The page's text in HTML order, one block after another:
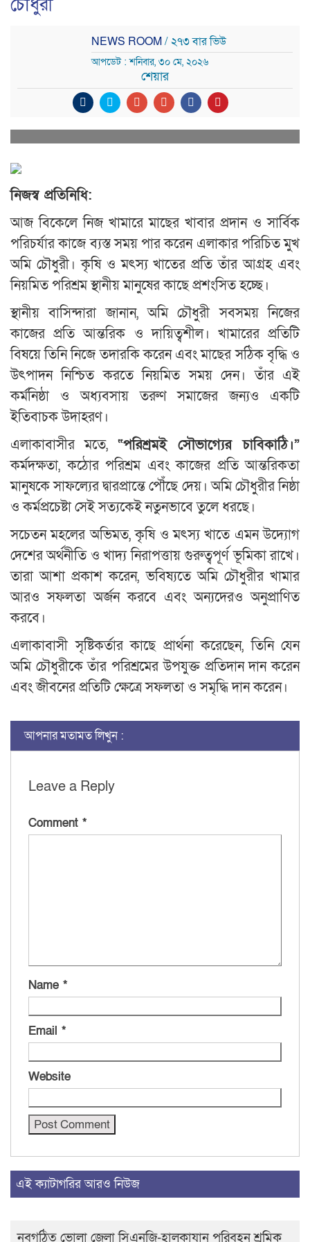
চৌধুরী
NEWS ROOM/ ২৭৩ বার ভিউ
আপডেট : শনিবার, ৩০ মে, ২০২৬
শেয়ার
নিজস্ব প্রতিনিধি:
আজ বিকেলে নিজ খামারে মাছের খাবার প্রদান ও সার্বিক
পরিচর্যার কাজে ব্যস্ত সময় পার করেন এলাকার পরিচিত মুখ
অমি চৌধুরী। কৃষি ও মৎস্য খাতের প্রতি তাঁর আগ্রহ এবং
নিয়মিত পরিশ্রম স্থানীয় মানুষের কাছে প্রশংসিত হচ্ছে।
স্থানীয় বাসিন্দারা জানান, অমি চৌধুরী সবসময় নিজের
কাজের প্রতি আন্তরিক ও দায়িত্বশীল। খামারের প্রতিটি
বিষয়ে তিনি নিজে তদারকি করেন এবং মাছের সঠিক বৃদ্ধি ও
উৎপাদন নিশ্চিত করতে নিয়মিত সময় দেন। তাঁর এই
কর্মনিষ্ঠা ও অধ্যবসায় তরুণ সমাজের জন্যও একটি
ইতিবাচক উদাহরণ।
এলাকাবাসীর মতে, “পরিশ্রমই সৌভাগ্যের চাবিকাঠি।”
কর্মদক্ষতা, কঠোর পরিশ্রম এবং কাজের প্রতি আন্তরিকতা
মানুষকে সাফল্যের দ্বারপ্রান্তে পৌঁছে দেয়। অমি চৌধুরীর নিষ্ঠা
ও কর্মপ্রচেষ্টা সেই সত্যকেই নতুনভাবে তুলে ধরছে।
সচেতন মহলের অভিমত, কৃষি ও মৎস্য খাতে এমন উদ্যোগ
দেশের অর্থনীতি ও খাদ্য নিরাপত্তায় গুরুত্বপূর্ণ ভূমিকা রাখে।
তারা আশা প্রকাশ করেন, ভবিষ্যতে অমি চৌধুরীর খামার
আরও সফলতা অর্জন করবে এবং অন্যদেরও অনুপ্রাণিত
করবে।
এলাকাবাসী সৃষ্টিকর্তার কাছে প্রার্থনা করেছেন, তিনি যেন
অমি চৌধুরীকে তাঁর পরিশ্রমের উপযুক্ত প্রতিদান দান করেন
এবং জীবনের প্রতিটি ক্ষেত্রে সফলতা ও সমৃদ্ধি দান করেন।
আপনার মতামত লিখুন :
Leave a Reply
Comment *
Name *
Email *
Website
এই ক্যাটাগরির আরও নিউজ
নবগঠিত ভোলা জেলা সিএনজি-হালকাযান পরিবহন শ্রমিক